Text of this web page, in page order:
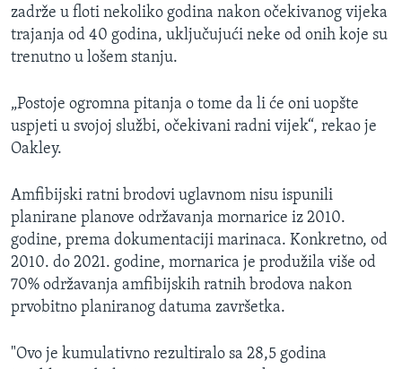
zadrže u floti nekoliko godina nakon očekivanog vijeka
trajanja od 40 godina, uključujući neke od onih koje su
trenutno u lošem stanju.
„Postoje ogromna pitanja o tome da li će oni uopšte
uspjeti u svojoj službi, očekivani radni vijek“, rekao je
Oakley.
Amfibijski ratni brodovi uglavnom nisu ispunili
planirane planove održavanja mornarice iz 2010.
godine, prema dokumentaciji marinaca. Konkretno, od
2010. do 2021. godine, mornarica je produžila više od
70% održavanja amfibijskih ratnih brodova nakon
prvobitno planiranog datuma završetka.
"Ovo je kumulativno rezultiralo sa 28,5 godina